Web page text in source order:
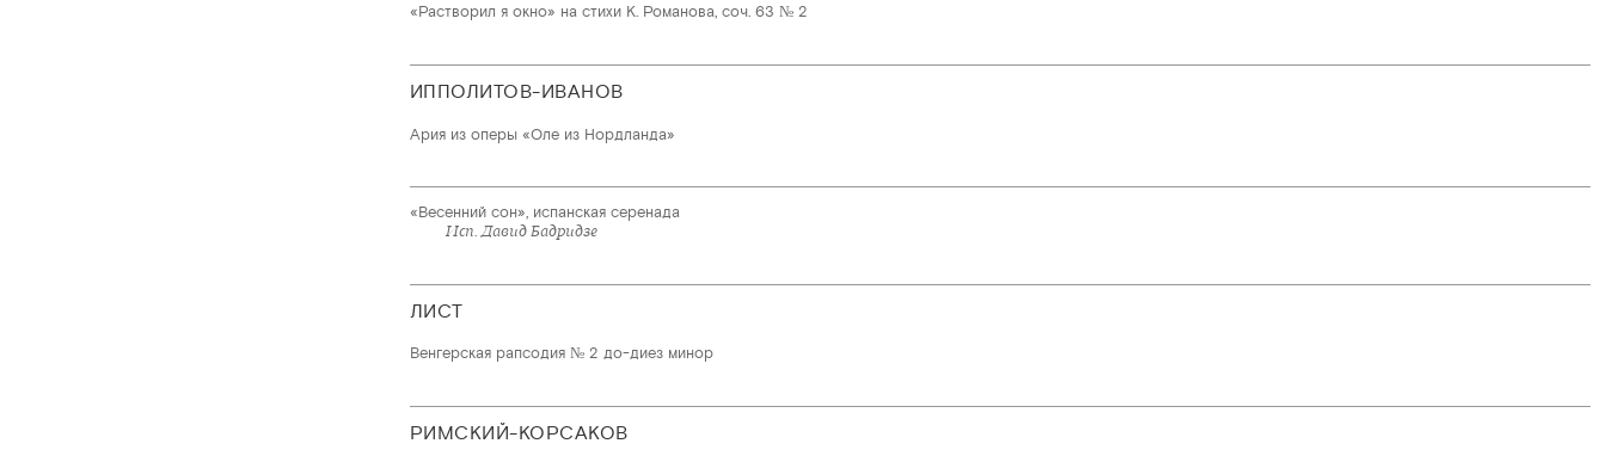
«Растворил я окно» на стихи К. Романова, соч. 63 № 2
ИППОЛИТОВ-ИВАНОВ
Ария из оперы «Оле из Нордланда»
«Весенний сон», испанская серенада
Исп. Давид Бадридзе
ЛИСТ
Венгерская рапсодия № 2 до-диез минор
РИМСКИЙ-КОРСАКОВ